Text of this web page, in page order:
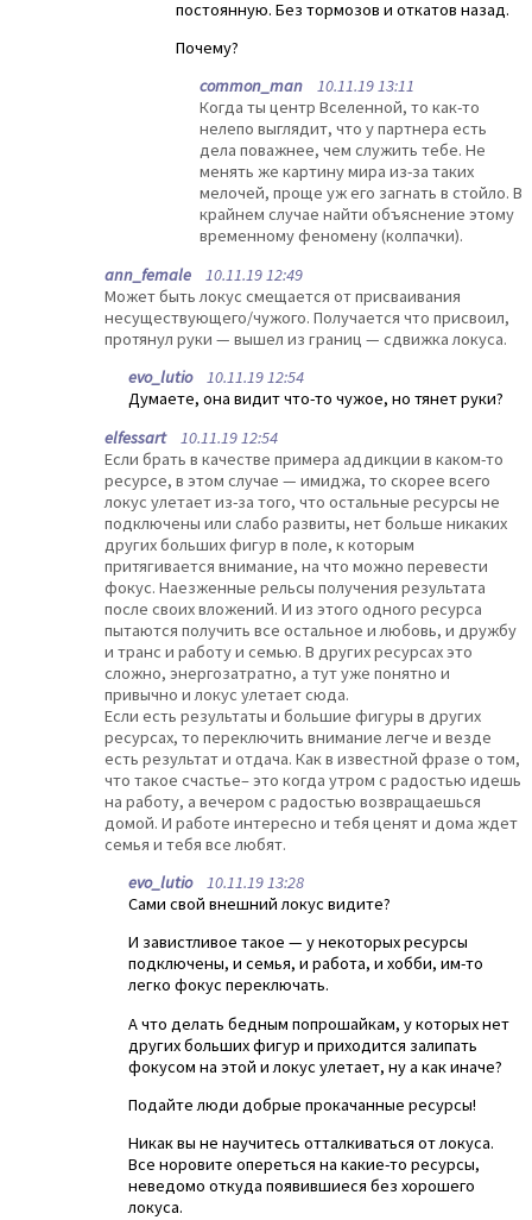
постоянную. Без тормозов и откатов назад.
Почему?
common_man 10.11.19 13:11
Когда ты центр Вселенной, то как-то
нелепо выглядит, что у партнера есть
дела поважнее, чем служить тебе. Не
менять же картину мира из-за таких
мелочей, проще уж его загнать в стойло. В
крайнем случае найти объяснение этому
временному феномену (колпачки).
ann_female 10.11.19 12:49
Может быть локус смещается от присваивания
несуществующего/чужого. Получается что присвоил,
протянул руки — вышел из границ — сдвижка локуса.
evo_lutio10.11.19 12:54
Думаете, она видит что-то чужое, но тянет руки?
elfessart10.11.19 12:54
Если брать в качестве примера аддикции в каком-то
ресурсе, в этом случае — имиджа, то скорее всего
локус улетает из-за того, что остальные ресурсы не
подключены или слабо развиты, нет больше никаких
других больших фигур в поле, к которым
притягивается внимание, на что можно перевести
фокус. Наезженные рельсы получения результата
после своих вложений. И из этого одного ресурса
пытаются получить все остальное и любовь, и дружбу
и транс и работу и семью. В других ресурсах это
сложно, энергозатратно, а тут уже понятно и
привычно и локус улетает сюда.
Если есть результаты и большие фигуры в других
ресурсах, то переключить внимание легче и везде
есть результат и отдача. Как в известной фразе о том,
что такое счастье– это когда утром с радостью идешь
на работу, а вечером с радостью возвращаешься
домой. И работе интересно и тебя ценят и дома ждет
семья и тебя все любят.
evo_lutio10.11.19 13:28
Сами свой внешний локус видите?
И завистливое такое — у некоторых ресурсы
подключены, и семья, и работа, и хобби, им-то
легко фокус переключать.
А что делать бедным попрошайкам, у которых нет
других больших фигур и приходится залипать
фокусом на этой и локус улетает, ну а как иначе?
Подайте люди добрые прокачанные ресурсы!
Никак вы не научитесь отталкиваться от локуса.
Все норовите опереться на какие-то ресурсы,
неведомо откуда появившиеся без хорошего
локуса.